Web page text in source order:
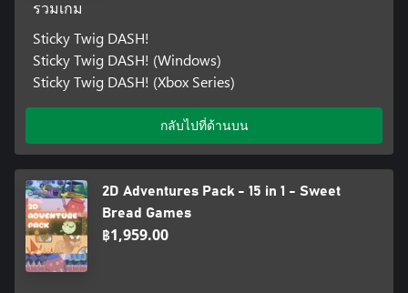
รวมเกม
Sticky Twig DASH!
Sticky Twig DASH! (Windows)
Sticky Twig DASH! (Xbox Series)
กลับไปที่ด้านบน
2D Adventures Pack - 15 in 1 - Sweet
Bread Games
฿1,959.00